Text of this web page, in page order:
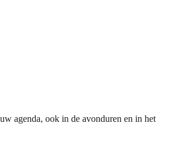
agenda, ook in de avonduren en in het